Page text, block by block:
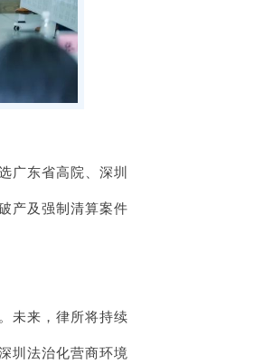
广东省高院、深圳
产及强制清算案件
未来，律所将持续
圳法治化营商环境